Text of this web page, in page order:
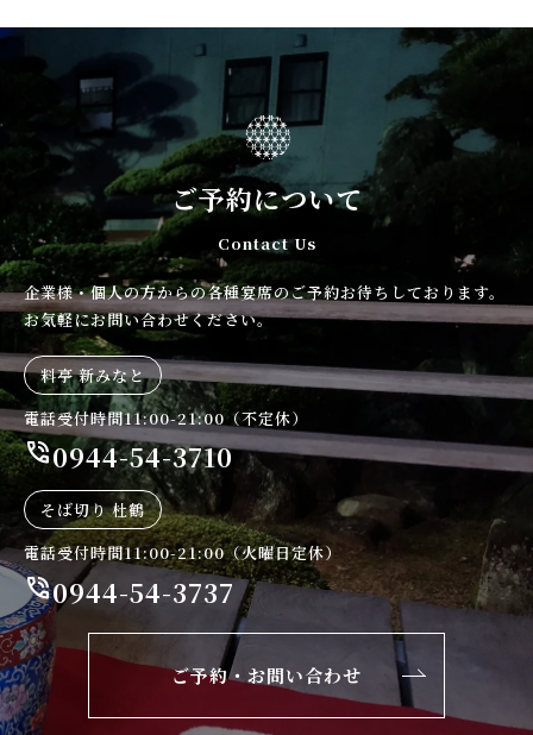
ご予約について
Contact Us
企業様・個人の方からの各種宴席のご予約お待ちしております。
お気軽にお問い合わせください。
料亭 新みなと
電話受付時間11:00-21:00（不定休）
phone_in_talk0944-54-3710
そば切り 杜鶴
電話受付時間11:00-21:00（火曜日定休）
phone_in_talk0944-54-3737
ご予約・お問い合わせ